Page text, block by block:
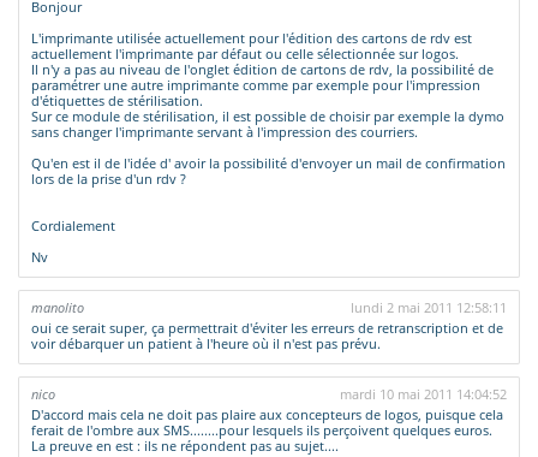
Bonjour
L'imprimante utilisée actuellement pour l'édition des cartons de rdv est
actuellement l'imprimante par défaut ou celle sélectionnée sur logos.
Il n'y a pas au niveau de l'onglet édition de cartons de rdv, la possibilité de
paramétrer une autre imprimante comme par exemple pour l'impression
d'étiquettes de stérilisation.
Sur ce module de stérilisation, il est possible de choisir par exemple la dymo
sans changer l'imprimante servant à l'impression des courriers.
Qu'en est il de l'idée d' avoir la possibilité d'envoyer un mail de confirmation
lors de la prise d'un rdv ?
Cordialement
Nv
manolito
lundi 2 mai 2011 12:58:11
oui ce serait super, ça permettrait d'éviter les erreurs de retranscription et de
voir débarquer un patient à l'heure où il n'est pas prévu.
nico
mardi 10 mai 2011 14:04:52
D'accord mais cela ne doit pas plaire aux concepteurs de logos, puisque cela
ferait de l'ombre aux SMS........pour lesquels ils perçoivent quelques euros.
La preuve en est : ils ne répondent pas au sujet....